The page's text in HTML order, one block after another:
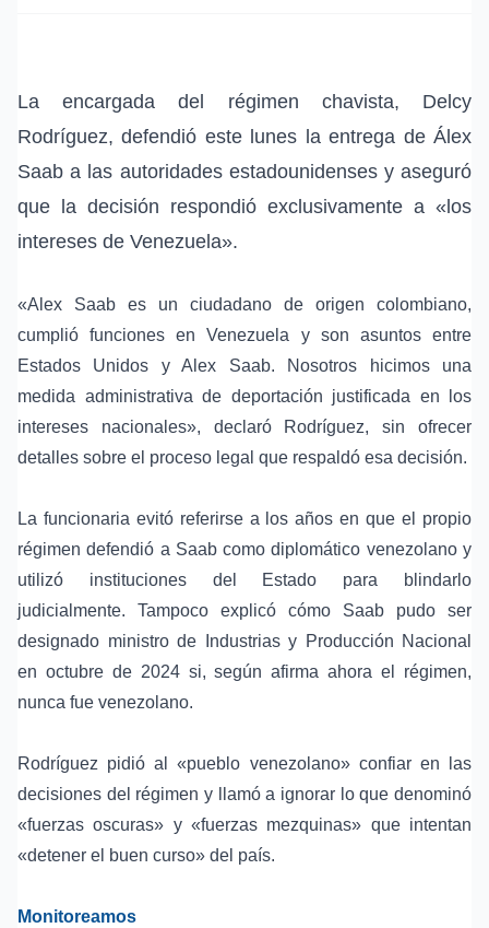
La encargada del régimen chavista, Delcy
Rodríguez, defendió este lunes la entrega de Álex
Saab a las autoridades estadounidenses y aseguró
que la decisión respondió exclusivamente a «los
intereses de Venezuela».
«Alex Saab es un ciudadano de origen colombiano,
cumplió funciones en Venezuela y son asuntos entre
Estados Unidos y Alex Saab. Nosotros hicimos una
medida administrativa de deportación justificada en los
intereses nacionales», declaró Rodríguez, sin ofrecer
detalles sobre el proceso legal que respaldó esa decisión.
La funcionaria evitó referirse a los años en que el propio
régimen defendió a Saab como diplomático venezolano y
utilizó instituciones del Estado para blindarlo
judicialmente. Tampoco explicó cómo Saab pudo ser
designado ministro de Industrias y Producción Nacional
en octubre de 2024 si, según afirma ahora el régimen,
nunca fue venezolano.
Rodríguez pidió al «pueblo venezolano» confiar en las
decisiones del régimen y llamó a ignorar lo que denominó
«fuerzas oscuras» y «fuerzas mezquinas» que intentan
«detener el buen curso» del país.
Monitoreamos